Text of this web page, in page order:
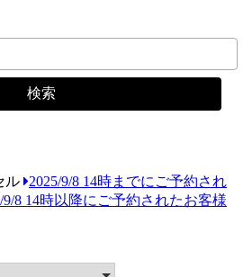
検索
ル
2025/9/8 14時までにご予約され
9/8 14時以降にご予約されたお客様